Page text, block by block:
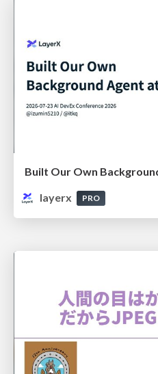
Built Our Own
layerx
PRO